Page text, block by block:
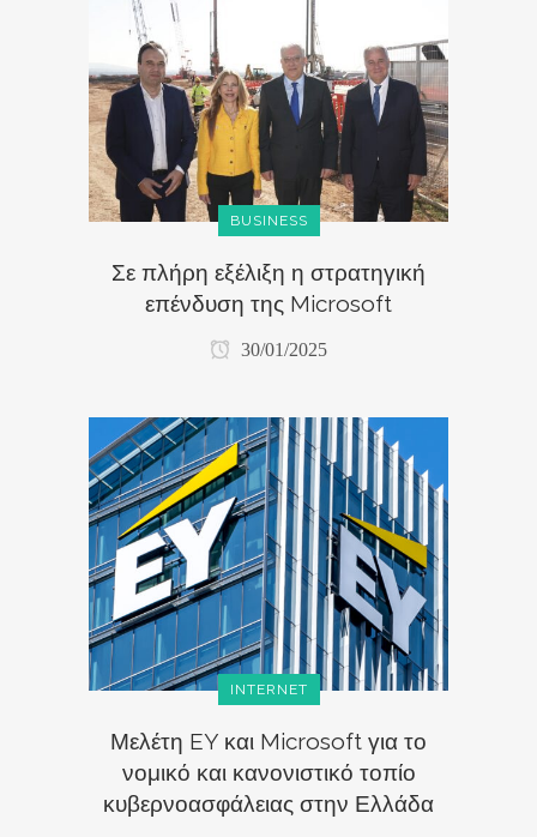
BUSINESS
Σε πλήρη εξέλιξη η στρατηγική
επένδυση της Microsoft
30/01/2025
INTERNET
Μελέτη EY και Microsoft για το
νομικό και κανονιστικό τοπίο
κυβερνοασφάλειας στην Ελλάδα